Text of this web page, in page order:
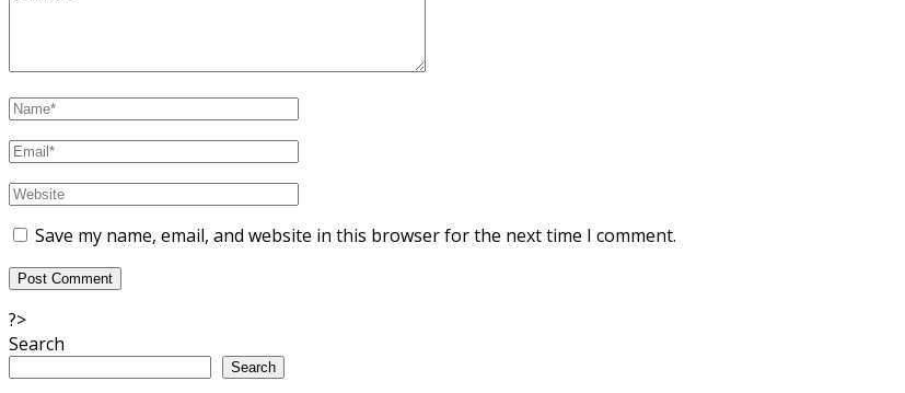
Save my name, email, and website in this browser for the next time I comment.
?>
Search
Search